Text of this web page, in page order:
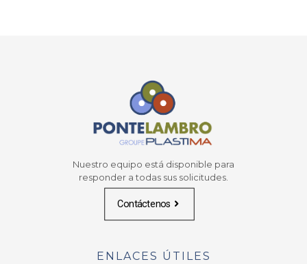
Nuestro equipo está disponible para
responder a todas sus solicitudes.
Contáctenos
ENLACES ÚTILES